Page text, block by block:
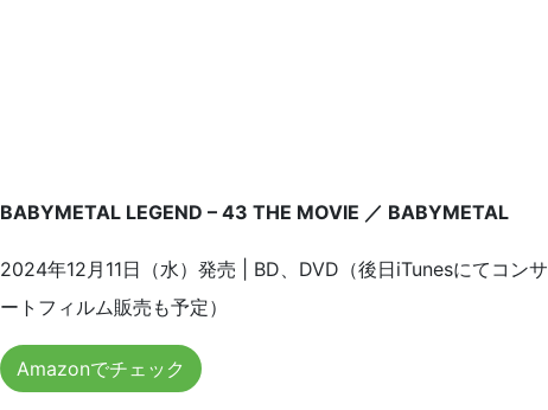
BABYMETAL LEGEND – 43 THE MOVIE ／ BABYMETAL
2024年12月11日（水）発売 | BD、DVD（後日iTunesにてコンサ
ートフィルム販売も予定）
Amazonでチェック